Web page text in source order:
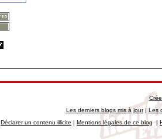
Les derniers blogs mis à jour|Les
Déclarer un contenu illicite | Mentions légales de ce blog|